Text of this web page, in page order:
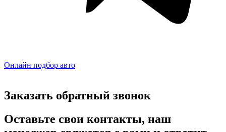
Онлайн подбор авто
Заказать обратный звонок
Оставьте свои контакты, наш